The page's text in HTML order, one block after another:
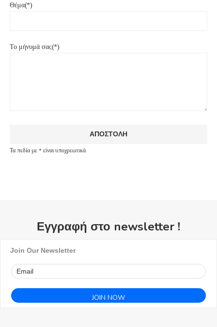
Θέμα(*)
Το μήνυμά σας(*)
Τα πεδία με * είναι υποχρεωτικά
Εγγραφή στο newsletter !
Join Our Newsletter